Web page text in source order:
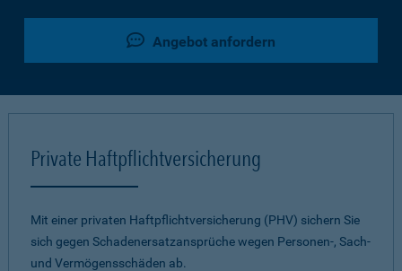
Angebot anfordern
Private Haftpflichtversicherung
Mit einer privaten Haftpflichtversicherung (PHV) sichern Sie
sich gegen Schadenersatzansprüche wegen Personen-, Sach-
und Vermögensschäden ab.